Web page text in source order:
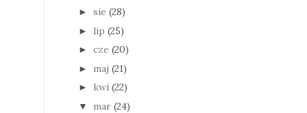
► sie (28)
► lip (25)
► cze (20)
► maj (21)
► kwi (22)
▼ mar (24)